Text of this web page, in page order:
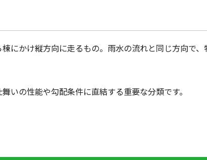
にかけ縦方向に走るもの。雨水の流れと同じ方向で、
いの性能や勾配条件に直結する重要な分類です。